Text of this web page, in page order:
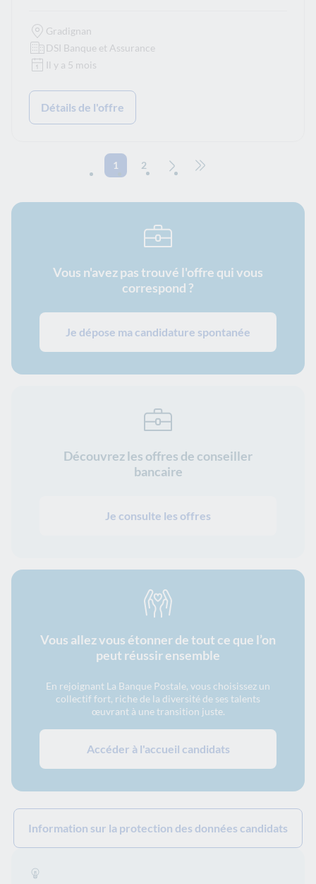
Gradignan
DSI Banque et Assurance
Il y a 5 mois
Détails de l'offre
1
2
Vous n'avez pas trouvé l'offre qui vous
correspond ?
Je dépose ma candidature spontanée
Découvrez les offres de conseiller
bancaire
Je consulte les offres
Vous allez vous étonner de tout ce que l’on
peut réussir ensemble
En rejoignant La Banque Postale, vous choisissez un
collectif fort, riche de la diversité de ses talents
œuvrant à une transition juste.
Accéder à l'accueil candidats
Information sur la protection des données candidats